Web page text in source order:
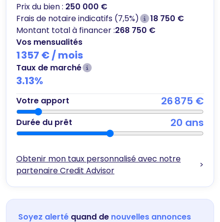
Prix du bien : 250 000 €
Frais de notaire indicatifs (7,5%)
18 750 €
Montant total à financer :268 750 €
Vos mensualités
1 357 € / mois
Taux de marché
3.13%
Votre apport 26 875 €
Durée du prêt 20 ans
Obtenir mon taux personnalisé avec notre
partenaire Credit Advisor
>
Soyez alerté quand de nouvelles annonces